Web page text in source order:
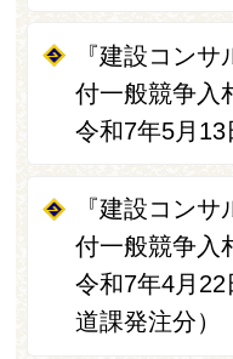
『建設コン
付一般競争
令和7年5月13
『建設コン
付一般競争入
令和7年4月
道課発注分）